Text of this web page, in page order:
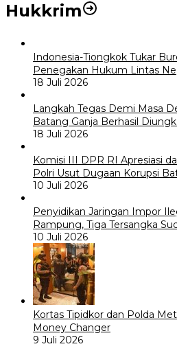
Hukkrim
Indonesia-Tiongkok Tukar
Penegakan Hukum Lintas
18 Juli 2026
Langkah Tegas Demi Masa
Batang Ganja Berhasil
18 Juli 2026
Komisi III DPR RI Apresiasi
Polri Usut Dugaan Korupsi
10 Juli 2026
Penyidikan Jaringan Impor
Rampung, Tiga Tersangka
10 Juli 2026
Kortas Tipidkor dan Polda
Money Changer
9 Juli 2026